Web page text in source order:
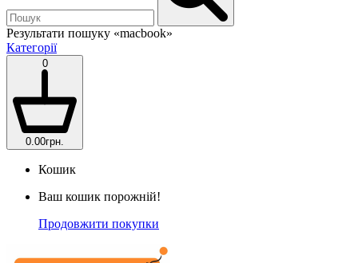
Результати пошуку «macbook»
Категорії
0
0.00грн.
Кошик
Ваш кошик порожній!
Продовжити покупки